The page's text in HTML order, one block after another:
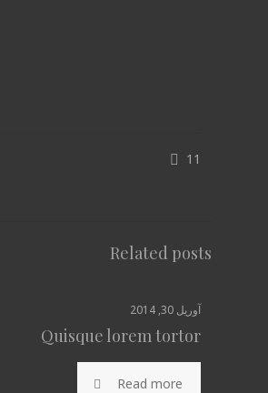
11
Related posts
آوریل 30, 2014
Quisque lorem tortor
Read more